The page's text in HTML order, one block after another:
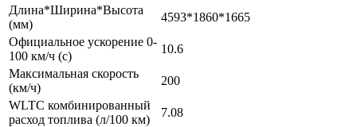
Длина*Ширина*Высота
(мм)
4593*1860*1665
Официальное ускорение 0-
100 км/ч (с)
10.6
Максимальная скорость
(км/ч)
200
WLTC комбинированный
расход топлива (л/100 км)
7.08